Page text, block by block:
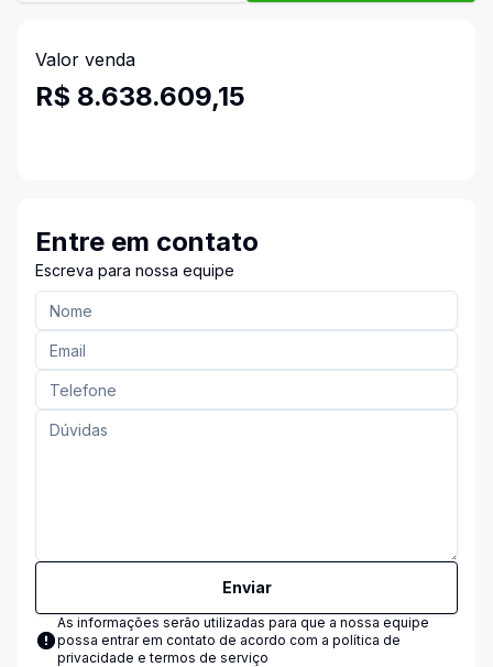
Valor venda
R$ 8.638.609,15
Entre em contato
Escreva para nossa equipe
Enviar
As informações serão utilizadas para que a nossa equipe
possa entrar em contato de acordo com a política de
privacidade e termos de serviço